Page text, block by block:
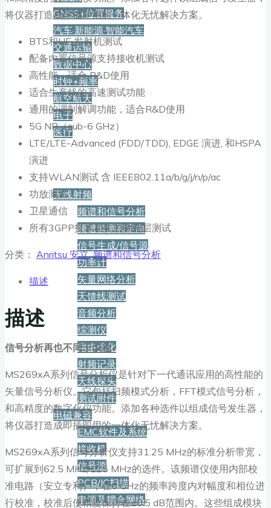
GNSS+位置服务
汽车·新能源·智能汽车
交通运输
数据中心
时钟+频率
航空航天
电子
医疗
产品
无线射频
频谱和信号分析
频谱监测和定向
信号生成/信号源
功率计
矢量网络分析
天馈线测试
音频分析
综测仪
网络优化
射频记录
天线探头
测试附件
电磁兼容
EMC软件及系统
接收机
信号源
PCB/IC扫描
电源及耦合网络
将仪器打造成即插即用的一体化无忧解决方案。
BTS和UE 发射机测试
配备内置信号源支持接收机测试
高性能，适合 R&D使用
适合生产线的高速测试功能
通用的调制解调功能，适合R&D使用
5G NR（sub-6 GHz）
LTE/LTE-Advanced (FDD/TDD), EDGE 演进, 和HSPA
演进
支持WLAN测试 含 IEEE802.11a/b/g/j/n/p/ac
功放测试
卫星通信
所有3GPP技术相关的物理层测试
分类： Anritsu 安立,频谱和信号分析
描述
描述
信号分析再也不同于以往
MS269xA系列信号分析仪是针对下一代通讯应用的高性能的
矢量信号分析仪。它包括扫频模式分析，FFT模式信号分析，
和高精度的数字化仪功能。添加各种选件以组成信号发生器，
将仪器打造成即插即用的一体化无忧解决方案。
MS269xA系列信号分析仪支持31.25 MHz的标准分析带宽，
可扩展到62.5 MHz/125 MHz的选件。该频谱仪使用内部校
准电路（安立专利），在6 GHz的频率跨度内对幅度和相位进
行校准，校准后使精度保持在±0.5 dB范围内。这些组成模块